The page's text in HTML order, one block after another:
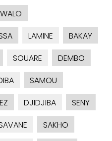
WALO
LAMINE
BAKAY
SOUARE
DEMBO
SAMOU
DJIDJIBA
SENY
SAKHO